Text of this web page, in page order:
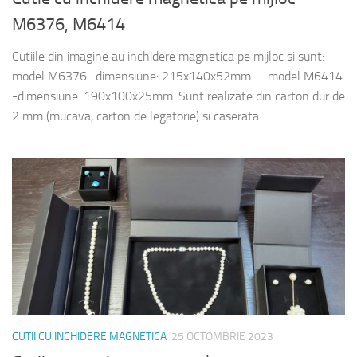
M6376, M6414
Cutiile din imagine au inchidere magnetica pe mijloc si sunt: –
model M6376 -dimensiune: 215x140x52mm. – model M6414
-dimensiune: 190x100x25mm. Sunt realizate din carton dur de
2 mm (mucava, carton de legatorie) si caserata...
CUTII CU INCHIDERE MAGNETICA 25 OCTOMBRIE 2023